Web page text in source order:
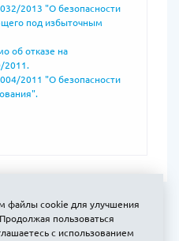
2013 "О безопасности
под избыточным
об отказе на
2011.
2011 "О безопасности
файлы cookie для улучшения
пользоваться
с использованием